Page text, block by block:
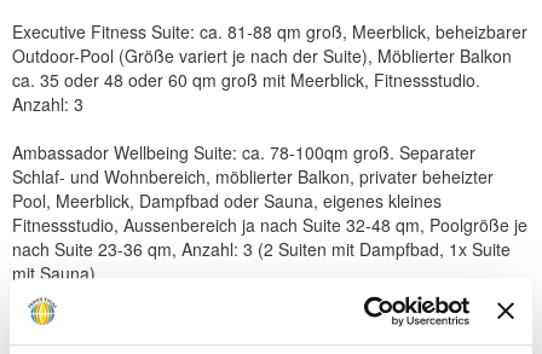
Executive Fitness Suite: ca. 81-88 qm groß, Meerblick, beheizbarer
Outdoor-Pool (Größe variert je nach der Suite), Möblierter Balkon
ca. 35 oder 48 oder 60 qm groß mit Meerblick, Fitnessstudio.
Anzahl: 3
Ambassador Wellbeing Suite: ca. 78-100qm groß. Separater
Schlaf- und Wohnbereich, möblierter Balkon, privater beheizter
Pool, Meerblick, Dampfbad oder Sauna, eigenes kleines
Fitnessstudio, Aussenbereich ja nach Suite 32-48 qm, Poolgröße je
nach Suite 23-36 qm, Anzahl: 3 (2 Suiten mit Dampfbad, 1x Suite
mit Sauna)
Princess Luxury 2-Zimmer Villa: ca qm groß, Meerblick, privater
beheizter Pool, 2 Bäder, separater Wohnbereich mit Esstisch,